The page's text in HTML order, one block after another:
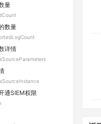
量
数量
详情
通SIEM权限